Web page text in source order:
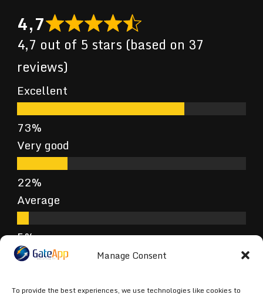
Manage Consent
To provide the best experiences, we use technologies like cookies to
4,7
4,7 out of 5 stars (based on 37
reviews)
Excellent
Very good
Average
Poor